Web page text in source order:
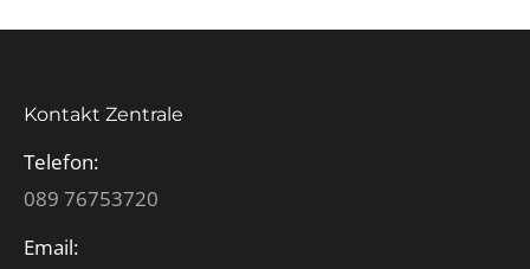
Kontakt Zentrale
Telefon:
089 76753720
Email: